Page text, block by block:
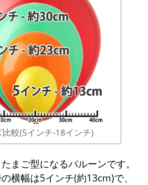
比較(5インチ-18インチ)
まご型になるバルーンです。
横幅は5インチ(約13cm)で、